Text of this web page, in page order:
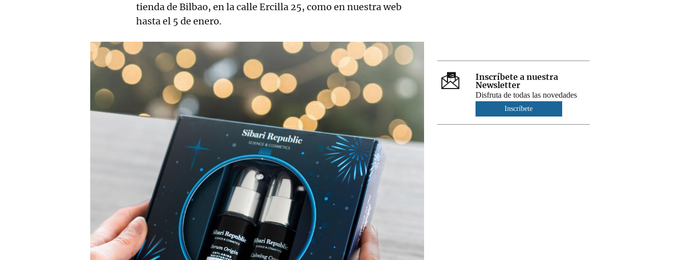
tienda de Bilbao, en la calle Ercilla 25, como en nuestra web
hasta el 5 de enero.
Inscríbete a nuestra
Newsletter
Disfruta de todas las novedades
Inscríbete